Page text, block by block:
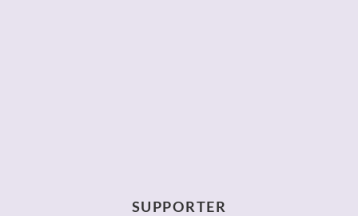
SUPPORTER